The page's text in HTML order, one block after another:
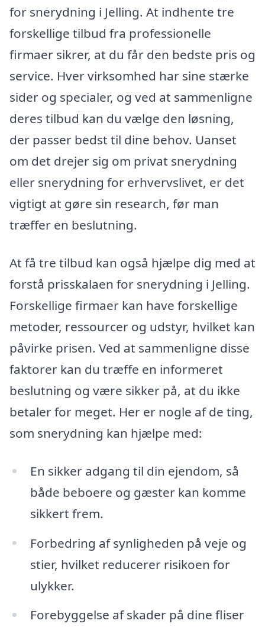
for snerydning i Jelling. At indhente tre
forskellige tilbud fra professionelle
firmaer sikrer, at du får den bedste pris og
service. Hver virksomhed har sine stærke
sider og specialer, og ved at sammenligne
deres tilbud kan du vælge den løsning,
der passer bedst til dine behov. Uanset
om det drejer sig om privat snerydning
eller snerydning for erhvervslivet, er det
vigtigt at gøre sin research, før man
træffer en beslutning.
At få tre tilbud kan også hjælpe dig med at
forstå prisskalaen for snerydning i Jelling.
Forskellige firmaer kan have forskellige
metoder, ressourcer og udstyr, hvilket kan
påvirke prisen. Ved at sammenligne disse
faktorer kan du træffe en informeret
beslutning og være sikker på, at du ikke
betaler for meget. Her er nogle af de ting,
som snerydning kan hjælpe med:
En sikker adgang til din ejendom, så
både beboere og gæster kan komme
sikkert frem.
Forbedring af synligheden på veje og
stier, hvilket reducerer risikoen for
ulykker.
Forebyggelse af skader på dine fliser